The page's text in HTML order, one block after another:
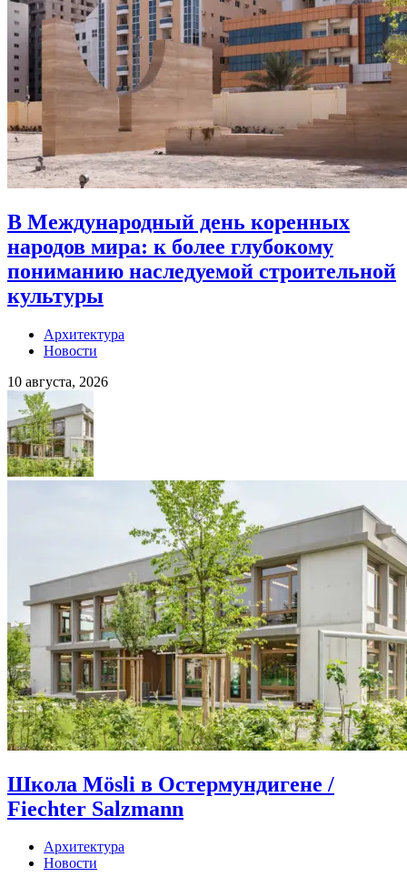
В Международный день коренных
народов мира: к более глубокому
пониманию наследуемой строительной
культуры
Архитектура
Новости
10 августа, 2026
Школа Mösli в Остермундигене /
Fiechter Salzmann
Архитектура
Новости